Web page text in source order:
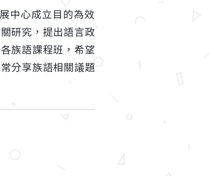
中心成立目的為效
研究，提出語言政
族語課程班，希望
分享族語相關議題